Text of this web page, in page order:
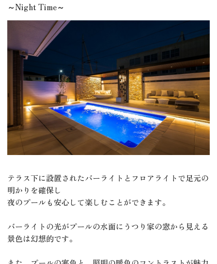
～Night Time～
テラス下に設置されたバーライトとフロアライトで足元の
明かりを確保し
夜のプールも安心して楽しむことができます。
バーライトの光がプールの水面にうつり家の窓から見える
景色は幻想的です。